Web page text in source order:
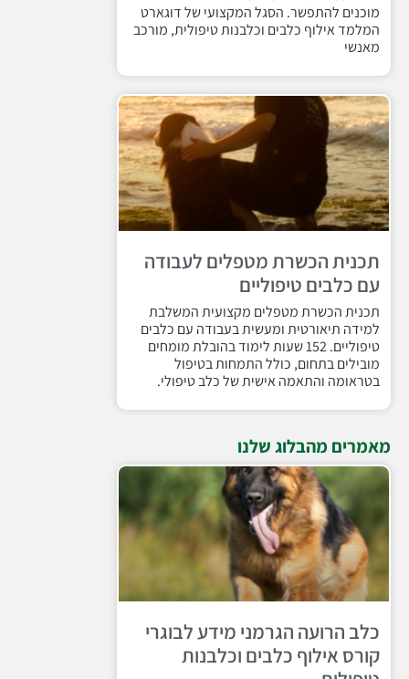
מוכנים להתפשר. הסגל המקצועי של דוגארט
המלמד אילוף כלבים וכלבנות טיפולית, מורכב
מאנשי
תכנית הכשרת מטפלים לעבודה
עם כלבים טיפוליים
תכנית הכשרת מטפלים מקצועית המשלבת
למידה תיאורטית ומעשית בעבודה עם כלבים
טיפוליים. 152 שעות לימוד בהובלת מומחים
מובילים בתחום, כולל התמחות בטיפול
בטראומה והתאמה אישית של כלב טיפולי.
מאמרים מהבלוג שלנו
כלב הרועה הגרמני מידע לבוגרי
קורס אילוף כלבים וכלבנות